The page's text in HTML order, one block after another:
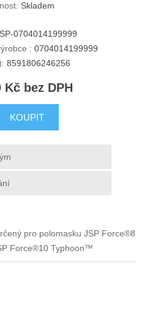
Skladem
0704014199999
: 0704014199999
8591806246256
Kč bez DPH
KOUPIT
pro polomasku JSP Force®8
Force®10 Typhoon™